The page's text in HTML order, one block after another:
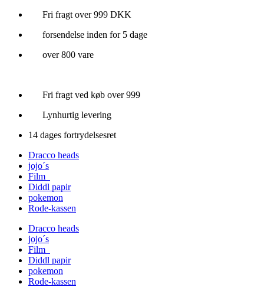
Videre
indhold
Fri fragt over 999 DKK
forsendelse inden for 5 dage
over 800 vare
Fri fragt ved køb over 999
Lynhurtig levering
14 dages fortrydelsesret
Dracco heads
jojo´s
Film
Diddl papir
pokemon
Rode-kassen
Dracco heads
jojo´s
Film
Diddl papir
pokemon
Rode-kassen